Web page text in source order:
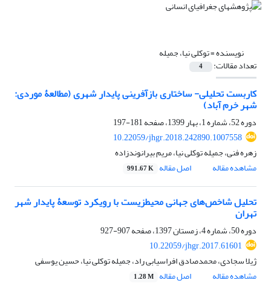
نویسنده =توکلی نیا، جمیله
تعداد مقالات: 4
کاربست تحلیلی- ساختاری بازآفرینی پایدار شهری (مطالعۀ موردی:
شهر خرم‏ آباد)
دوره 52، شماره 1، بهار 1399، صفحه
181-197
10.22059/jhgr.2018.242890.1007558
زهره فنی، جمیله توکلی نیا، مریم بیرانوندزاده
مشاهده مقاله
اصل مقاله 991.67 K
تحلیل شاخص‌های جهانی محیطزیست با رویکرد توسعۀ پایدار شهر
تهران
دوره 50، شماره 4، زمستان 1397، صفحه
907-927
10.22059/jhgr.2017.61601
ژیلا سجادی، محمدصادق افراسیابی راد، جمیله توکلی نیا، حسین یوسفی
مشاهده مقاله
اصل مقاله 1.28 M